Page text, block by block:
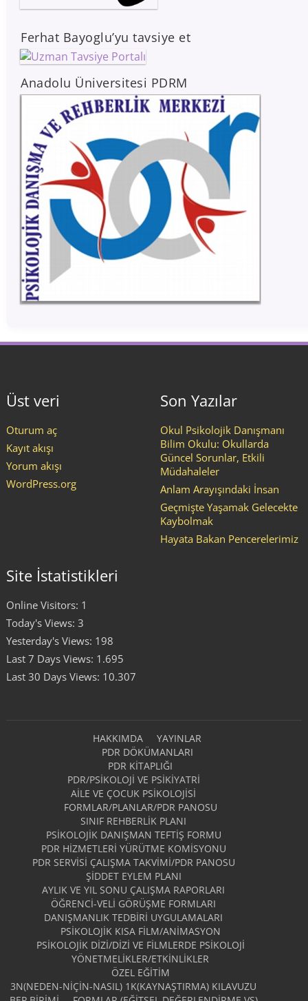
Ferhat Bayoglu’yu tavsiye et
Anadolu Üniversitesi PDRM
Üst veri
Oturum aç
Kayıt akışı
Yorum akışı
WordPress.org
Son Yazılar
Okul Psikolojik Danışmanı
Bilim Okulu: Okullarda
Güncel Sorunlar, Etkili
Müdahaleler
Anlam Arayışındaki İnsan
Geçmişte Yaşamak Gelecekte
Kaybolmak
Hayata Bakan Pencerelerimiz
Site İstatistikleri
Online Visitors: 1
Today's Views: 3
Yesterday's Views: 198
Last 7 Days Views: 1.695
Last 30 Days Views: 10.307
HAKKIMDA
YAYINLAR
PDR DÖKÜMANLARI
PDR KITAPLIĞI
PDR/PSIKOLOJI VE PSIKIYATRI
AILE VE ÇOCUK PSIKOLOJISI
FORMLAR/PLANLAR/PDR PANOSU
SINIF REHBERLIK PLANI
PSIKOLOJIK DANIŞMAN TEFTIŞ FORMU
PDR HIZMETLERI YÜRÜTME KOMISYONU
PDR SERVISI ÇALIŞMA TAKVIMI/PDR PANOSU
ŞIDDET EYLEM PLANI
AYLIK VE YIL SONU ÇALIŞMA RAPORLARI
ÖĞRENCI-VELI GÖRÜŞME FORMLARI
DANIŞMANLIK TEDBIRI UYGULAMALARI
PSIKOLOJIK KISA FILM/ANIMASYON
PSIKOLOJIK DIZI/DIZI VE FILMLERDE PSIKOLOJI
YÖNETMELIKLER/ETKINLIKLER
ÖZEL EĞITIM
3N(NEDEN-NİÇİN-NASIL) 1K(KAYNAŞTIRMA) KILAVUZU